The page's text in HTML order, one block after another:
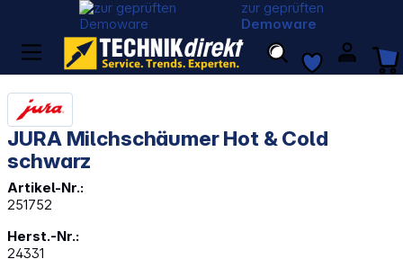
zur geprüften
Demoware
JURA Milchschäumer Hot & Cold
schwarz
Artikel-Nr.:
251752
Herst.-Nr.:
24331